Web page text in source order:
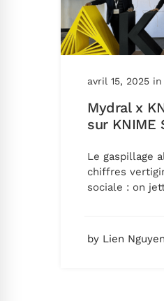
avril 15, 2025 in
Mydral x
sur KNIME
Le gaspillage
chiffres
sociale : on
by Lien Nguyen